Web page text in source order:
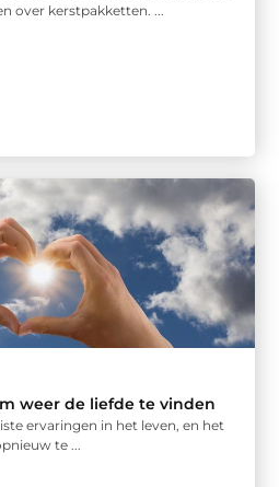
over kerstpakketten. ...
weer de liefde te vinden
ervaringen in het leven, en het
te ...